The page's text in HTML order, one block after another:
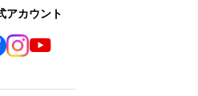
アカウント